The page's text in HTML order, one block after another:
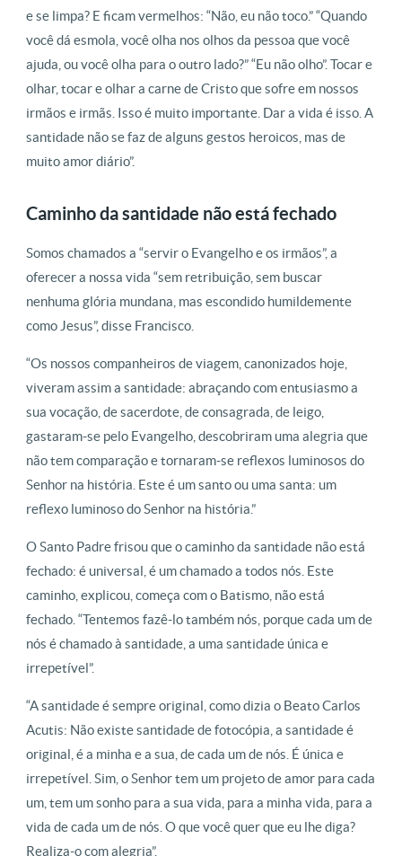
e se limpa? E ficam vermelhos: “Não, eu não toco.” “Quando
você dá esmola, você olha nos olhos da pessoa que você
ajuda, ou você olha para o outro lado?” “Eu não olho”. Tocar e
olhar, tocar e olhar a carne de Cristo que sofre em nossos
irmãos e irmãs. Isso é muito importante. Dar a vida é isso. A
santidade não se faz de alguns gestos heroicos, mas de
muito amor diário”.
Caminho da santidade não está fechado
Somos chamados a “servir o Evangelho e os irmãos”, a
oferecer a nossa vida “sem retribuição, sem buscar
nenhuma glória mundana, mas escondido humildemente
como Jesus”, disse Francisco.
“Os nossos companheiros de viagem, canonizados hoje,
viveram assim a santidade: abraçando com entusiasmo a
sua vocação, de sacerdote, de consagrada, de leigo,
gastaram-se pelo Evangelho, descobriram uma alegria que
não tem comparação e tornaram-se reflexos luminosos do
Senhor na história. Este é um santo ou uma santa: um
reflexo luminoso do Senhor na história.”
O Santo Padre frisou que o caminho da santidade não está
fechado: é universal, é um chamado a todos nós. Este
caminho, explicou, começa com o Batismo, não está
fechado. “Tentemos fazê-lo também nós, porque cada um de
nós é chamado à santidade, a uma santidade única e
irrepetível”.
“A santidade é sempre original, como dizia o Beato Carlos
Acutis: Não existe santidade de fotocópia, a santidade é
original, é a minha e a sua, de cada um de nós. É única e
irrepetível. Sim, o Senhor tem um projeto de amor para cada
um, tem um sonho para a sua vida, para a minha vida, para a
vida de cada um de nós. O que você quer que eu lhe diga?
Realiza-o com alegria”.